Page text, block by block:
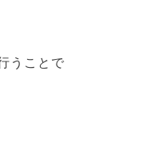
うことで